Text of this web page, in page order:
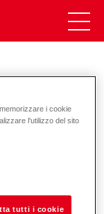
i okoliš
i cookie
l'utilizzo del sito
tutti i cookie